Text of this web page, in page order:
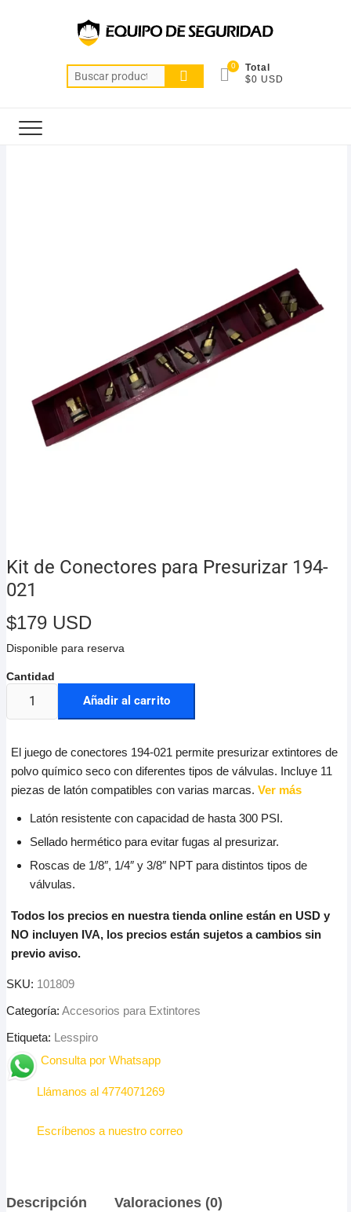
0
Total
$0 USD
Kit de Conectores para Presurizar 194-
021
$179 USD
Disponible para reserva
Añadir al carrito
El juego de conectores 194-021 permite presurizar extintores de
polvo químico seco con diferentes tipos de válvulas. Incluye 11
piezas de latón compatibles con varias marcas. Ver más
Latón resistente con capacidad de hasta 300 PSI.
Sellado hermético para evitar fugas al presurizar.
Roscas de 1/8″, 1/4″ y 3/8″ NPT para distintos tipos de
válvulas.
Todos los precios en nuestra tienda online están en USD y
NO incluyen IVA, los precios están sujetos a cambios sin
previo aviso.
SKU: 101809
Categoría: Accesorios para Extintores
Etiqueta: Lesspiro
Consulta por Whatsapp
Llámanos al 4774071269
Escríbenos a nuestro correo
Descripción Valoraciones (0)